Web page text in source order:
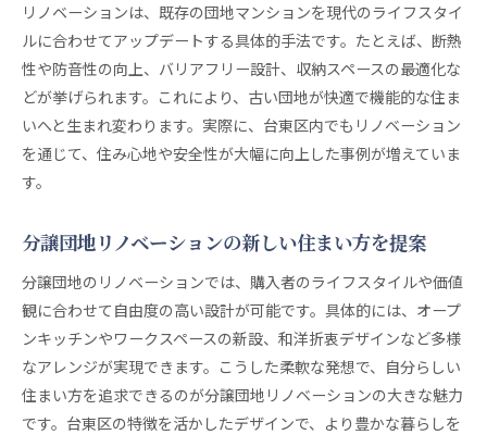
リノベーションは、既存の団地マンションを現代のライフスタイ
ルに合わせてアップデートする具体的手法です。たとえば、断熱
性や防音性の向上、バリアフリー設計、収納スペースの最適化な
どが挙げられます。これにより、古い団地が快適で機能的な住ま
いへと生まれ変わります。実際に、台東区内でもリノベーション
を通じて、住み心地や安全性が大幅に向上した事例が増えていま
す。
分譲団地リノベーションの新しい住まい方を提案
分譲団地のリノベーションでは、購入者のライフスタイルや価値
観に合わせて自由度の高い設計が可能です。具体的には、オープ
ンキッチンやワークスペースの新設、和洋折衷デザインなど多様
なアレンジが実現できます。こうした柔軟な発想で、自分らしい
住まい方を追求できるのが分譲団地リノベーションの大きな魅力
です。台東区の特徴を活かしたデザインで、より豊かな暮らしを